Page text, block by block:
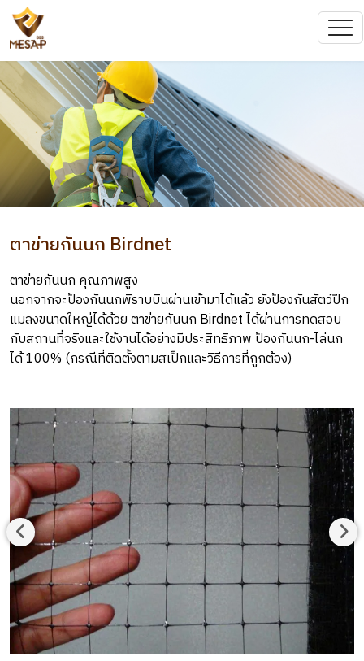
ตาข่ายกันนก Birdnet
ตาข่ายกันนก คุณภาพสูง
นอกจากจะป้องกันนกพิราบบินผ่านเข้ามาได้แล้ว ยังป้องกันสัตว์ปีก
แมลงขนาดใหญ่ได้ด้วย ตาข่ายกันนก Birdnet ได้ผ่านการทดสอบ
กับสถานที่จริงและใช้งานได้อย่างมีประสิทธิภาพ ป้องกันนก-ไล่นก
ได้ 100% (กรณีที่ติดตั้งตามสเป็กและวิธีการที่ถูกต้อง)